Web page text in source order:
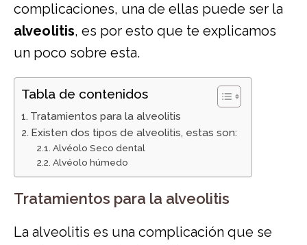
complicaciones, una de ellas puede ser la
alveolitis, es por esto que te explicamos
un poco sobre esta.
Tabla de contenidos
Tratamientos para la alveolitis
Existen dos tipos de alveolitis, estas son:
Alvéolo Seco dental
Alvéolo húmedo
Tratamientos para la alveolitis
La alveolitis es una complicación que se